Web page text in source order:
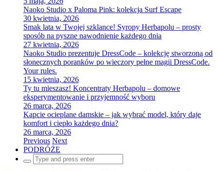
Naoko Studio x Paloma Pink: kolekcja Surf Escape
30 kwietnia, 2026
Smak lata w Twojej szklance! Syropy Herbapolu – prosty
sposób na pyszne nawodnienie każdego dnia
27 kwietnia, 2026
Naoko Studio prezentuje DressCode – kolekcję stworzoną od
słonecznych poranków po wieczory pełne magii DressCode.
Your rules.
15 kwietnia, 2026
Ty tu mieszasz! Koncentraty Herbapolu – domowe
eksperymentowanie i przyjemność wyboru
26 marca, 2026
Kapcie ocieplane damskie – jak wybrać model, który daje
komfort i ciepło każdego dnia?
26 marca, 2026
Previous Next
PODRÓŻE
Search
for: